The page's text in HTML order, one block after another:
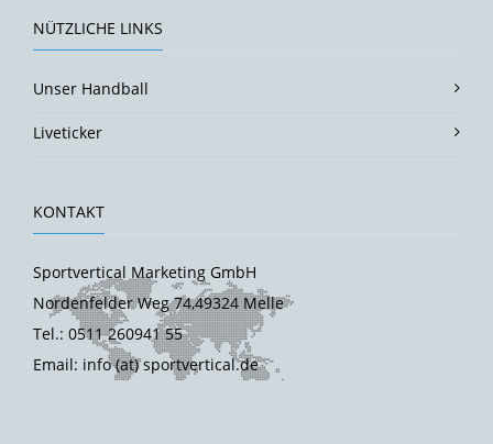
NÜTZLICHE LINKS
Unser Handball
Liveticker
KONTAKT
Sportvertical Marketing GmbH
Nordenfelder Weg 74,49324 Melle
Tel.: 0511 260941 55
Email: info (at) sportvertical.de